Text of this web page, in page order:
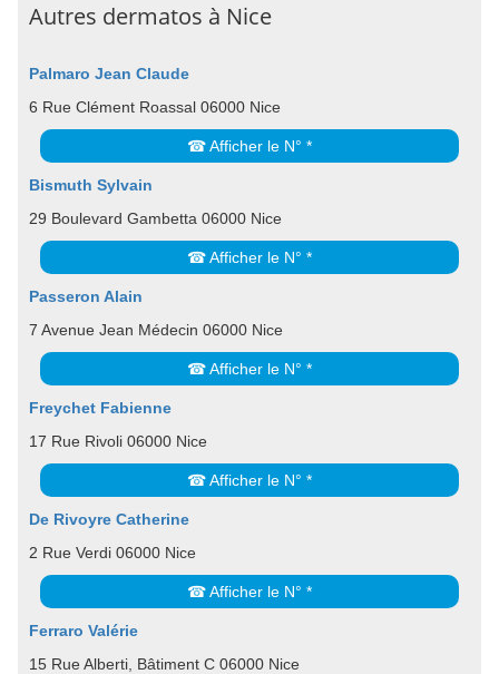
Autres dermatos à Nice
Palmaro Jean Claude
6 Rue Clément Roassal 06000 Nice
☎ Afficher le N° *
Bismuth Sylvain
29 Boulevard Gambetta 06000 Nice
☎ Afficher le N° *
Passeron Alain
7 Avenue Jean Médecin 06000 Nice
☎ Afficher le N° *
Freychet Fabienne
17 Rue Rivoli 06000 Nice
☎ Afficher le N° *
De Rivoyre Catherine
2 Rue Verdi 06000 Nice
☎ Afficher le N° *
Ferraro Valérie
15 Rue Alberti, Bâtiment C 06000 Nice